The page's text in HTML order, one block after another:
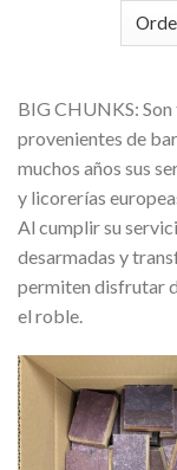
BIG CHUNKS:
provenientes de
muchos años sus
y licorerías
Al cumplir su
desarmadas y
permiten disfrutar
el roble.